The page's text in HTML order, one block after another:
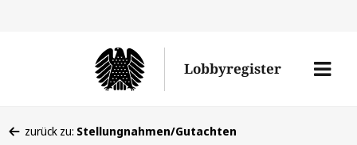
Lobbyregister
Menü
zurück zu: Stellungnahmen/Gutachten